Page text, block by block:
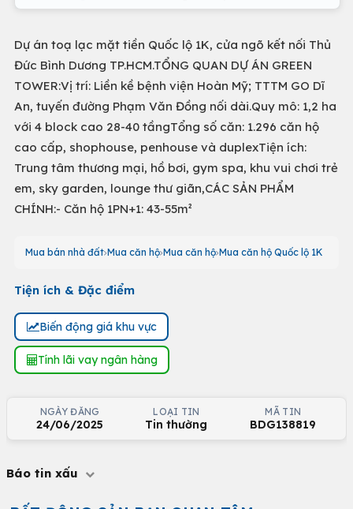
Dự án toạ lạc mặt tiền Quốc lộ 1K, cửa ngõ kết nối Thủ
Đức Bình Dương TP.HCM.TỔNG QUAN DỰ ÁN GREEN
TOWER:Vị trí: Liền kề bệnh viện Hoàn Mỹ; TTTM GO Dĩ
An, tuyến đường Phạm Văn Đồng nối dài.Quy mô: 1,2 ha
với 4 block cao 28-40 tầngTổng số căn: 1.296 căn hộ
cao cấp, shophouse, penhouse và duplexTiện ích:
Trung tâm thương mại, hồ bơi, gym spa, khu vui chơi trẻ
em, sky garden, lounge thư giãn,CÁC SẢN PHẨM
CHÍNH:- Căn hộ 1PN+1: 43-55m²
Mua bán nhà đất Mua căn hộ Mua căn hộ Mua căn hộ Quốc lộ 1K
Tiện ích & Đặc điểm
Biến động giá khu vực
Tính lãi vay ngân hàng
NGÀY ĐĂNG
24/06/2025
LOẠI TIN
Tin thường
MÃ TIN
BDG138819
Báo tin xấu